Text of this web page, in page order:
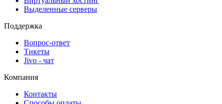
Выделенные серверы
Поддержка
Вопрос-ответ
Тикеты
Jivo - чат
Компания
Контакты